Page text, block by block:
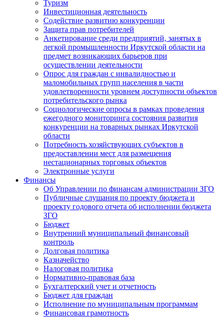
Туризм
Инвестиционная деятельность
Содействие развитию конкуренции
Защита прав потребителей
Анкетирование среди предприятий, занятых в
легкой промышленности Иркутской области на
предмет возникающих барьеров при
осуществлении деятельности
Опрос для граждан с инвалидностью и
маломобильных групп населения в части
удовлетворенности уровнем доступности объектов
потребительского рынка
Социологические опросы в рамках проведения
ежегодного мониторинга состояния развития
конкуренции на товарных рынках Иркутской
области
Потребность хозяйствующих субъектов в
предоставлении мест для размещения
нестационарных торговых объектов
Электронные услуги
Финансы
Об Управлении по финансам администрации ЗГО
Публичные слушания по проекту бюджета и
проекту годового отчета об исполнении бюджета
ЗГО
Бюджет
Внутренний муниципальный финансовый
контроль
Долговая политика
Казначейство
Налоговая политика
Нормативно-правовая база
Бухгалтерский учет и отчетность
Бюджет для граждан
Исполнение по муниципальным программам
Финансовая грамотность